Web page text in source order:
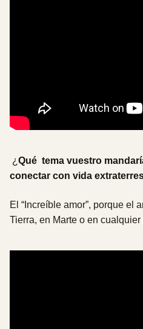
¿ Qué tema vuestro
conectar con vida
El “Increíble amor”, porque el
Tierra, en Marte o en cualquier